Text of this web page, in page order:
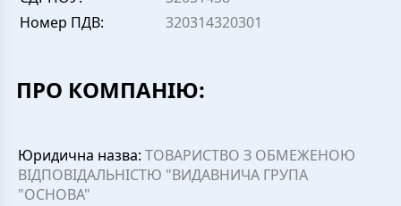
Номер ПДВ:
320314320301
ПРО КОМПАНІЮ:
Юридична назва: ТОВАРИСТВО З ОБМЕЖЕНОЮ
ВІДПОВІДАЛЬНІСТЮ "ВИДАВНИЧА ГРУПА
"ОСНОВА"